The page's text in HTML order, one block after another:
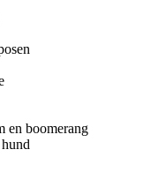
en boomerang